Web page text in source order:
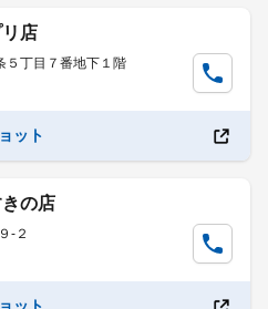
店
５丁目７番地下１階
ット
の店
-２